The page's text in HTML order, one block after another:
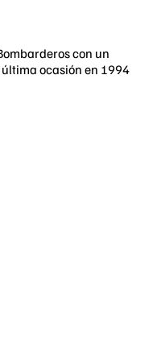
con un
ocasión en 1994